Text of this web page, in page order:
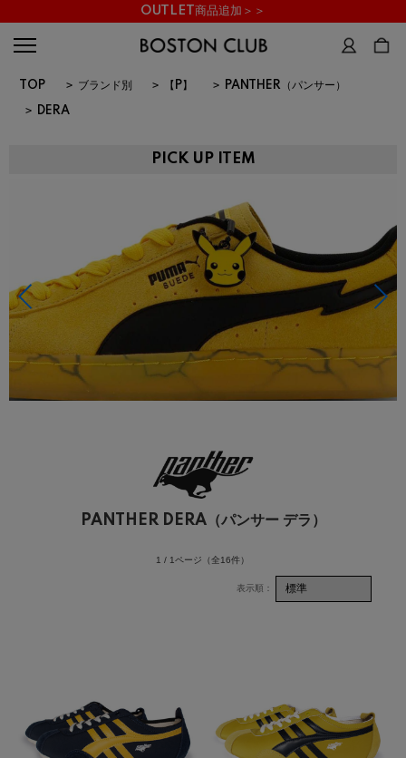
OUTLET商品追加＞＞
TOP > ブランド別 > 【P】 > PANTHER（パンサー）
>
DERA
PICK UP ITEM
PANTHER DERA（パンサー デラ）
1 / 1ページ （全16件）